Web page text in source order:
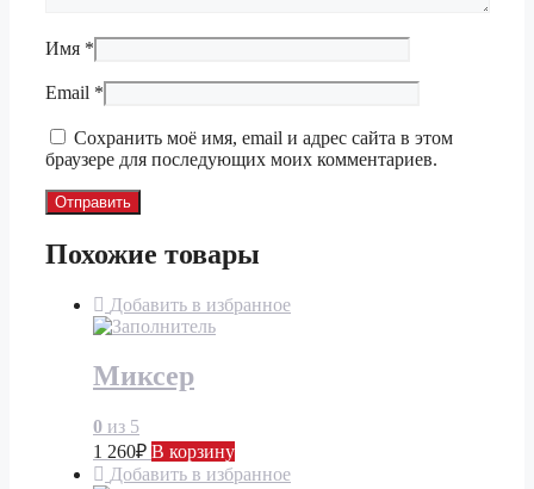
Имя *
Email *
Сохранить моё имя, email и адрес сайта в этом
браузере для последующих моих комментариев.
Похожие товары
Добавить в избранное
Миксер
0 из 5
1 260₽ В корзину
Добавить в избранное